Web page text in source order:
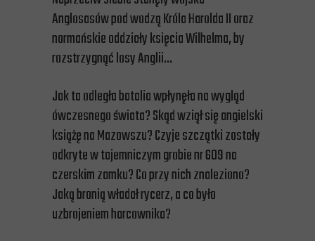
Anglosasów pod wodzą Króla Harolda II oraz
normańskie oddziały księcia Wilhelma, by
rozstrzygnąć losy Anglii...
Jak ta odległa batalia wpłynęła na wygląd
ówczesnego świata? Skąd wziął się angielski
książę na Mazowszu? Czyje szczątki zostały
odkryte w tajemniczym grobie nr 609 na
czerskim zamku? Co przy nich znaleziono?
Jaką bronią władał rycerz, a co było
uzbrojeniem harcownika?